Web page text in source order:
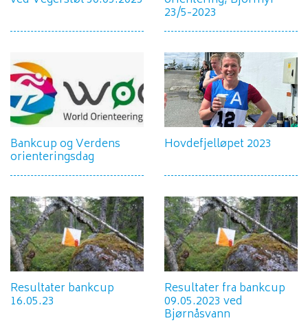
23/5-2023
Bankcup og Verdens
orienteringsdag
Hovdefjelløpet 2023
Resultater bankcup
16.05.23
Resultater fra bankcup
09.05.2023 ved
Bjørnåsvann